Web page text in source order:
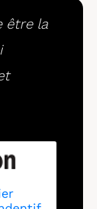
être la